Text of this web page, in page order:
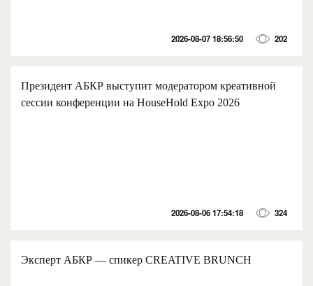
2026-08-07 18:56:50 202
Президент АБКР выступит модератором креативной
сессии конференции на HouseHold Expo 2026
2026-08-06 17:54:18 324
Эксперт АБКР — спикер CREATIVE BRUNCH